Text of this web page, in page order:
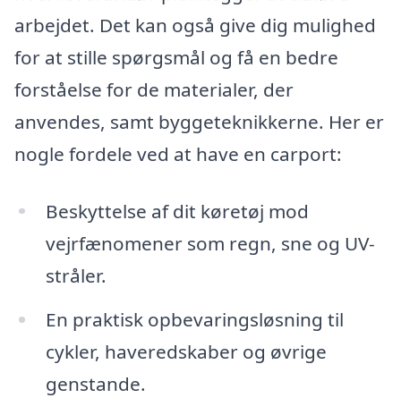
arbejdet. Det kan også give dig mulighed
for at stille spørgsmål og få en bedre
forståelse for de materialer, der
anvendes, samt byggeteknikkerne. Her er
nogle fordele ved at have en carport:
Beskyttelse af dit køretøj mod
vejrfænomener som regn, sne og UV-
stråler.
En praktisk opbevaringsløsning til
cykler, haveredskaber og øvrige
genstande.